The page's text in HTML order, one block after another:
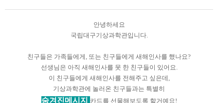
안녕하세요
국립대구기상과학관입니다.
친구들은 가족들에게, 또는 친구들에게 새해인사를 했나요?
선생님은 아직 새해인사를 못 한 친구들이 있어요.
이 친구들에게 새해인사를 전해주고 싶은데,
기상과학관에 놀러온 친구들과는 특별히
숨겨진메시지
카드를 선물해보도록 할거예요!